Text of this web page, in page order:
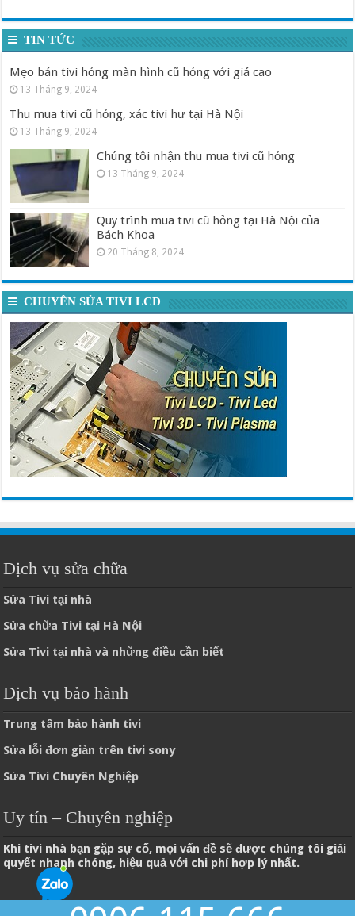
TIN TỨC
Mẹo bán tivi hỏng màn hình cũ hỏng với giá cao
13 Tháng 9, 2024
Thu mua tivi cũ hỏng, xác tivi hư tại Hà Nội
13 Tháng 9, 2024
Chúng tôi nhận thu mua tivi cũ hỏng
13 Tháng 9, 2024
Quy trình mua tivi cũ hỏng tại Hà Nội của
Bách Khoa
20 Tháng 8, 2024
CHUYÊN SỬA TIVI LCD
Dịch vụ sửa chữa
Sửa Tivi tại nhà
Sửa chữa Tivi tại Hà Nội
Sửa Tivi tại nhà và những điều cần biết
Dịch vụ bảo hành
Trung tâm bảo hành tivi
Sửa lỗi đơn giản trên tivi sony
Sửa Tivi Chuyên Nghiệp
Uy tín – Chuyên nghiệp
Khi tivi nhà bạn gặp sự cố, mọi vấn đề sẽ được chúng tôi giải
quyết nhanh chóng, hiệu quả với chi phí hợp lý nhất.